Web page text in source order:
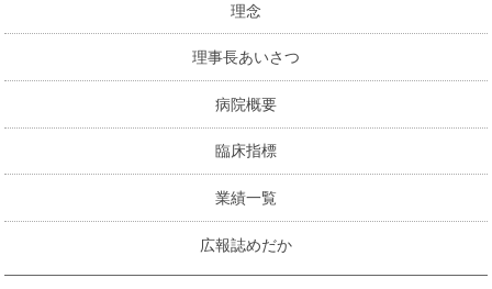
理念
理事長あいさつ
病院概要
臨床指標
業績一覧
広報誌めだか